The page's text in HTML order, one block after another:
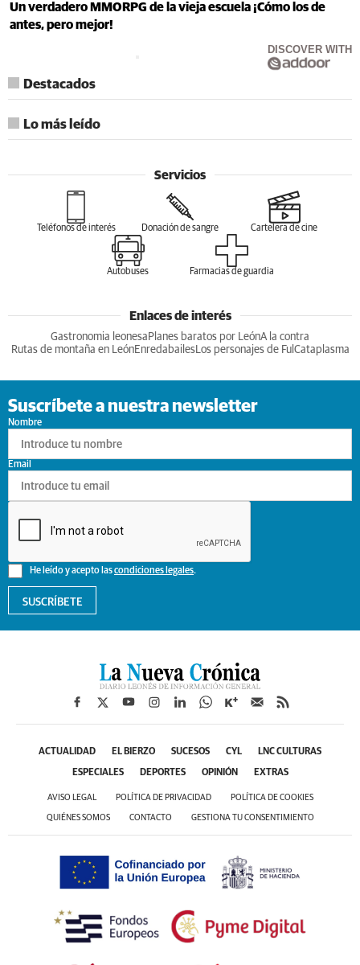
Un verdadero MMORPG de la vieja escuela ¡Cómo los de
antes, pero mejor!
DISCOVER WITH
Destacados
Lo más leído
Servicios
Teléfonos de interés Donación de sangre Cartelera de cine
Autobuses Farmacias de guardia
Enlaces de interés
Gastronomia leonesa Planes baratos por LeónA la contra
Rutas de montaña en LeónEnredabailesLos personajes de Ful Cataplasma
Suscríbete a nuestra newsletter
Nombre
He leído y acepto lascondiciones legales.
Email
SUSCRÍBETE
ACTUALIDAD EL BIERZO SUCESOS CYL LNC CULTURAS
ESPECIALES DEPORTES OPINIÓN EXTRAS
AVISO LEGAL POLÍTICA DE PRIVACIDAD POLÍTICA DE COOKIES
QUIÉNES SOMOS CONTACTO GESTIONA TU CONSENTIMIENTO